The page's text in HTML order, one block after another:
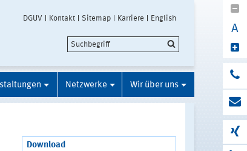
DGUV Kontakt Sitemap Karriere English
A
Netzwerke Wir über uns
Download